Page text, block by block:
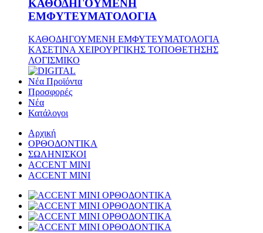
ΚΑΘΟΔΗΓΟΥΜΕΝΗ
ΕΜΦΥΤΕΥΜΑΤΟΛΟΓΙΑ
ΚΑΘΟΔΗΓΟΥΜΕΝΗ ΕΜΦΥΤΕΥΜΑΤΟΛΟΓΙΑ
ΚΑΣΕΤΙΝΑ ΧΕΙΡΟΥΡΓΙΚΗΣ ΤΟΠΟΘΕΤΗΣΗΣ
ΛΟΓΙΣΜΙΚΟ
Νέα Προϊόντα
Προσφορές
Νέα
Κατάλογοι
Αρχική
ΟΡΘΟΔΟΝΤΙΚΑ
ΣΩΛΗΝΙΣΚΟΙ
ACCENT MINI
ACCENT MINI